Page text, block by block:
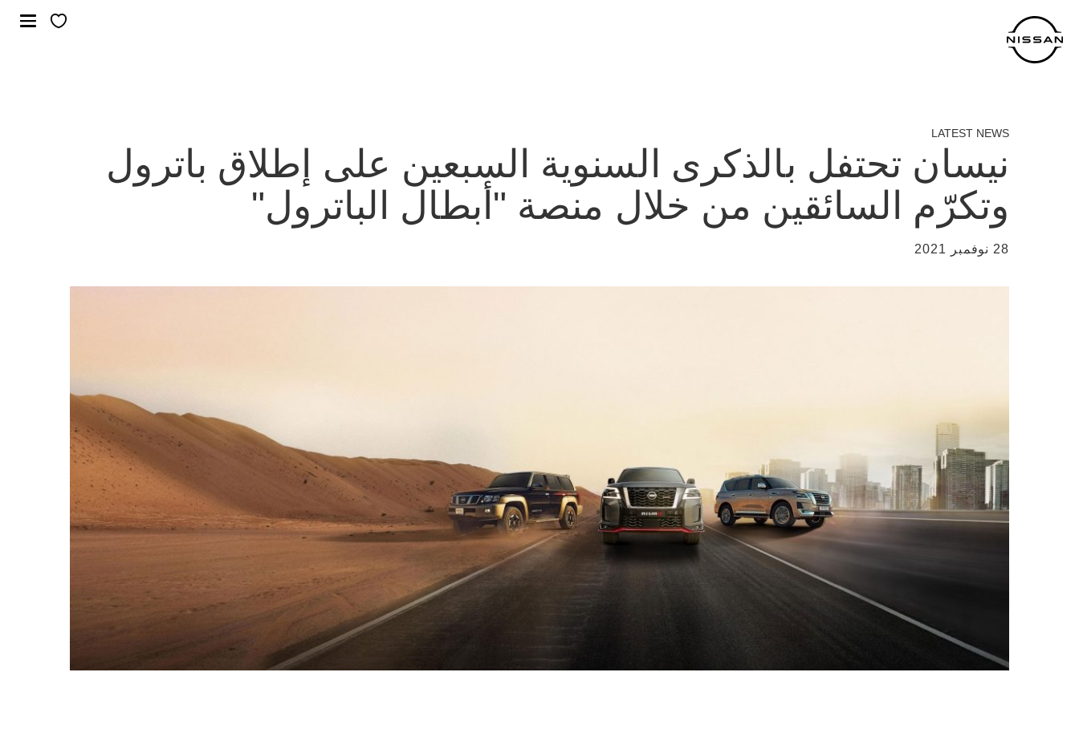
المحتوى
الرئيسي
LATEST NEWS
نيسان تحتفل بالذكرى السنوية السبعين على إطلاق باترول
وتكرّم السائقين من خلال منصة "أبطال الباترول"
28 نوفمبر 2021